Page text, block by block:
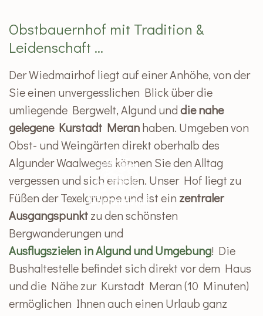
Obstbauernhof mit Tradition &
Leidenschaft ...
Der Wiedmairhof liegt auf einer Anhöhe, von der
Sie einen unvergesslichen Blick über die
umliegende Bergwelt, Algund unddie nahe
gelegene Kurstadt Meranhaben. Umgeben von
Obst- und Weingärten direkt oberhalb des
Algunder Waalweges können Sie den Alltag
vergessen und sich erholen. Unser Hof liegt zu
Füßen der Texelgruppe und ist ein zentraler
Ausgangspunktzu den schönsten
Bergwanderungen und
Ausflugszielen in Algund und Umgebung! Die
Bushaltestelle befindet sich direkt vor dem Haus
und die Nähe zur Kurstadt Meran (10 Minuten)
ermöglichen Ihnen auch einen Urlaub ganz